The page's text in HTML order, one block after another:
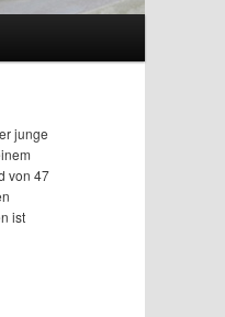
junge
von 47
ist